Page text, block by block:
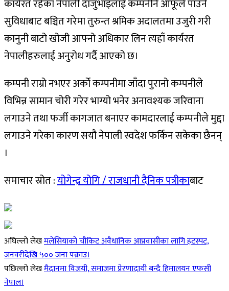
कार्यरत रहेका नेपाली दाजुभाइलाई कम्पनीने आफूले पाउने
सुविधाबाट बञ्चित गरेमा तुरुन्त श्रमिक अदालतमा उजुरी गरी
कानुनी बाटो खोजी आफ्नो अधिकार लिन त्यहाँ कार्यरत
नेपालीहरुलाई अनुरोध गर्दै आएको छ।
कम्पनी राम्रो नभएर अर्को कम्पनीमा जाँदा पुरानो कम्पनीले
विभिन्न सामान चोरी गरेर भाग्यो भनेर अनावश्यक जरिवाना
लगाउने तथा फर्जी कागजात बनाएर कामदारलाई कम्पनीले मुद्दा
लगाउने गरेका कारण सयौ नेपाली स्वदेश फर्किन सकेका छैनन्
।
समाचार स्रोत :योगेन्द्र योगि / राजधानी दैनिक पत्रीकाबाट
अघिल्लो लेखमलेसियाको चौकिट अवैधानिक आप्रवासीका लागि हटस्पट,
जनवरीदेखि ५०० जना पक्राउ।
पछिल्लो लेखमैदानमा विजयी, समाजमा प्रेरणादायी बन्दै हिमालयन एफसी
नेपाल।